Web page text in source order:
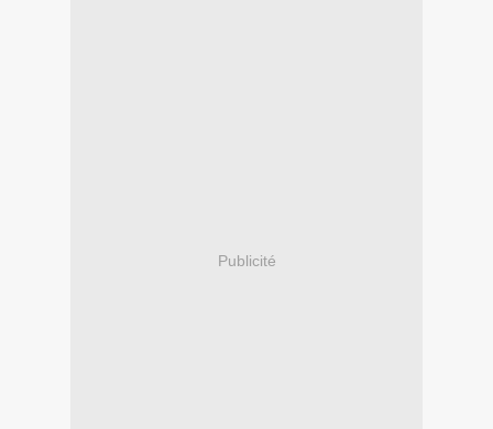
Publicité